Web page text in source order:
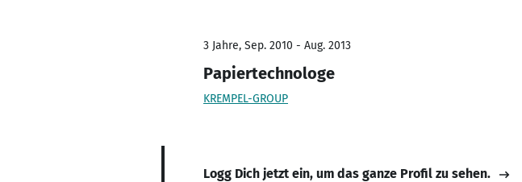
3 Jahre, Sep. 2010 - Aug. 2013
Papiertechnologe
KREMPEL-GROUP
Logg Dich jetzt ein, um das ganze Profil zu sehen.